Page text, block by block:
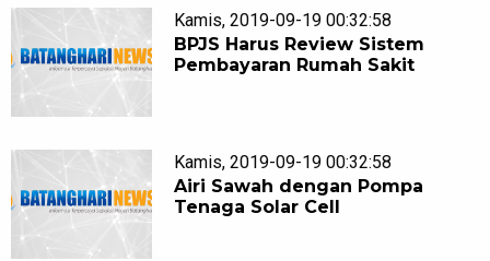
Kamis, 2019-09-19 00:32:58
BPJS Harus Review Sistem
Pembayaran Rumah Sakit
Kamis, 2019-09-19 00:32:58
Airi Sawah dengan Pompa
Tenaga Solar Cell